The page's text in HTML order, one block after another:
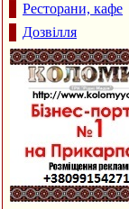
Ресторани, кафе
Дозвілля